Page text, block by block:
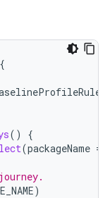
{
()
{
(packageName =
)